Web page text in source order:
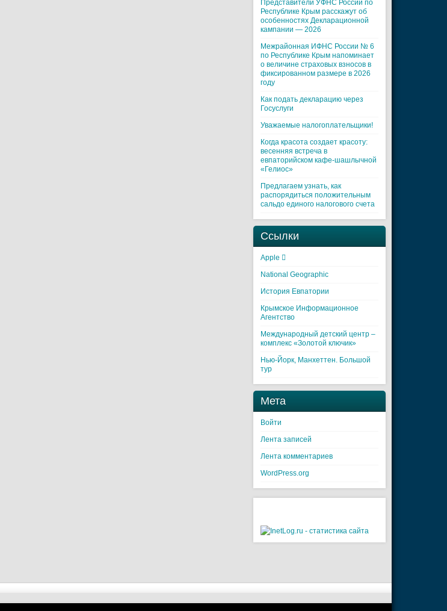
Представители УФНС России по
Республике Крым расскажут об
особенностях Декларационной
кампании — 2026
Межрайонная ИФНС России № 6
по Республике Крым напоминает
о величине страховых взносов в
фиксированном размере в 2026
году
Как подать декларацию через
Госуслуги
Уважаемые налогоплательщики!
Когда красота создает красоту:
весенняя встреча в
евпаторийском кафе-шашлычной
«Гелиос»
Предлагаем узнать, как
распорядиться положительным
сальдо единого налогового счета
Ссылки
Apple 
National Geographic
История Евпатории
Крымское Информационное
Агентство
Международный детский центр –
комплекс «Золотой ключик»
Нью-Йорк, Манхеттен. Большой
тур
Мета
Войти
Лента записей
Лента комментариев
WordPress.org